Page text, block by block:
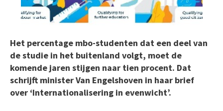
Het percentage mbo-studenten dat een deel van
de studie in het buitenland volgt, moet de
komende jaren stijgen naar tien procent. Dat
schrijft minister Van Engelshoven in haar brief
over ‘Internationalisering in evenwicht’.